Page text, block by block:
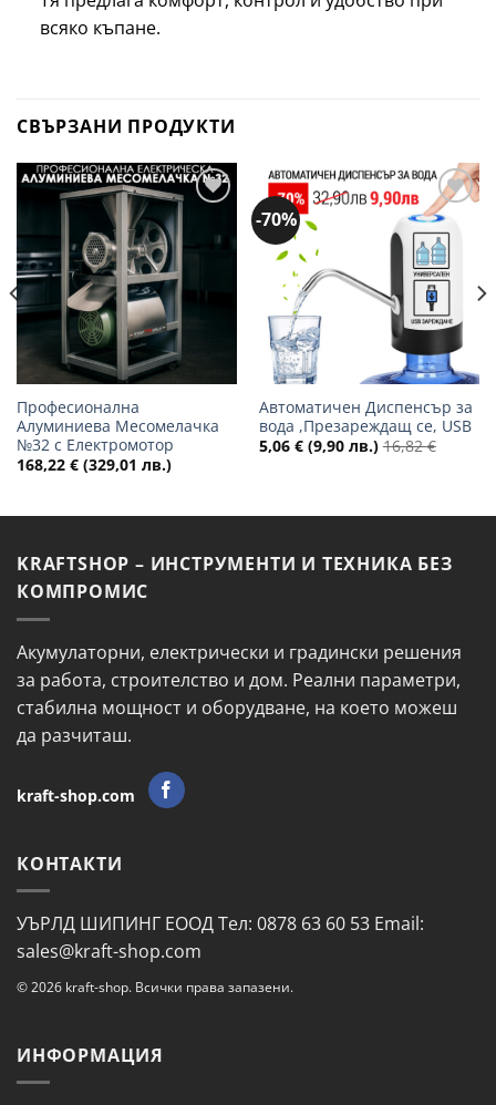
всяко къпане.
СВЪРЗАНИ ПРОДУКТИ
Добави
желани
Професионална
Алуминиева Месомелачка
№32 с Електромотор
168,22 € (329,01 лв.)
-70%
Добави
в
желани
Автоматичен Диспенсър за
вода ,Презареждащ се, USB
5,06 € (9,90 лв.) 16,82€
KRAFTSHOP – ИНСТРУМЕНТИ И ТЕХНИКА БЕЗ
КОМПРОМИС
Акумулаторни, електрически и градински решения
за работа, строителство и дом. Реални параметри,
стабилна мощност и оборудване, на което можеш
да разчиташ.
kraft-shop.com
КОНТАКТИ
УЪРЛД ШИПИНГ ЕООД Тел: 0878 63 60 53 Email:
sales@kraft-shop.com
© 2026 kraft-shop. Всички права запазени.
ИНФОРМАЦИЯ